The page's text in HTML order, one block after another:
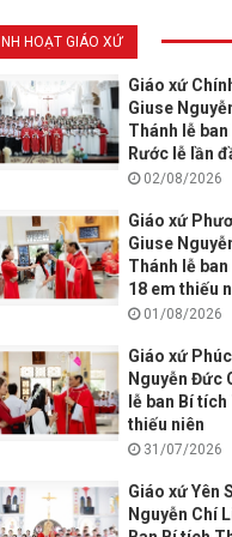
HOẠT GIÁO XỨ
Giáo xứ
Giuse
Thánh lễ
Rước lễ lần
02/08/2026
Giáo xứ
Giuse
Thánh lễ
18 em thiếu
01/08/2026
Giáo xứ
Nguyễn Đức
lễ ban Bí
thiếu niên
31/07/2026
Giáo xứ Yên
Nguyễn Chí